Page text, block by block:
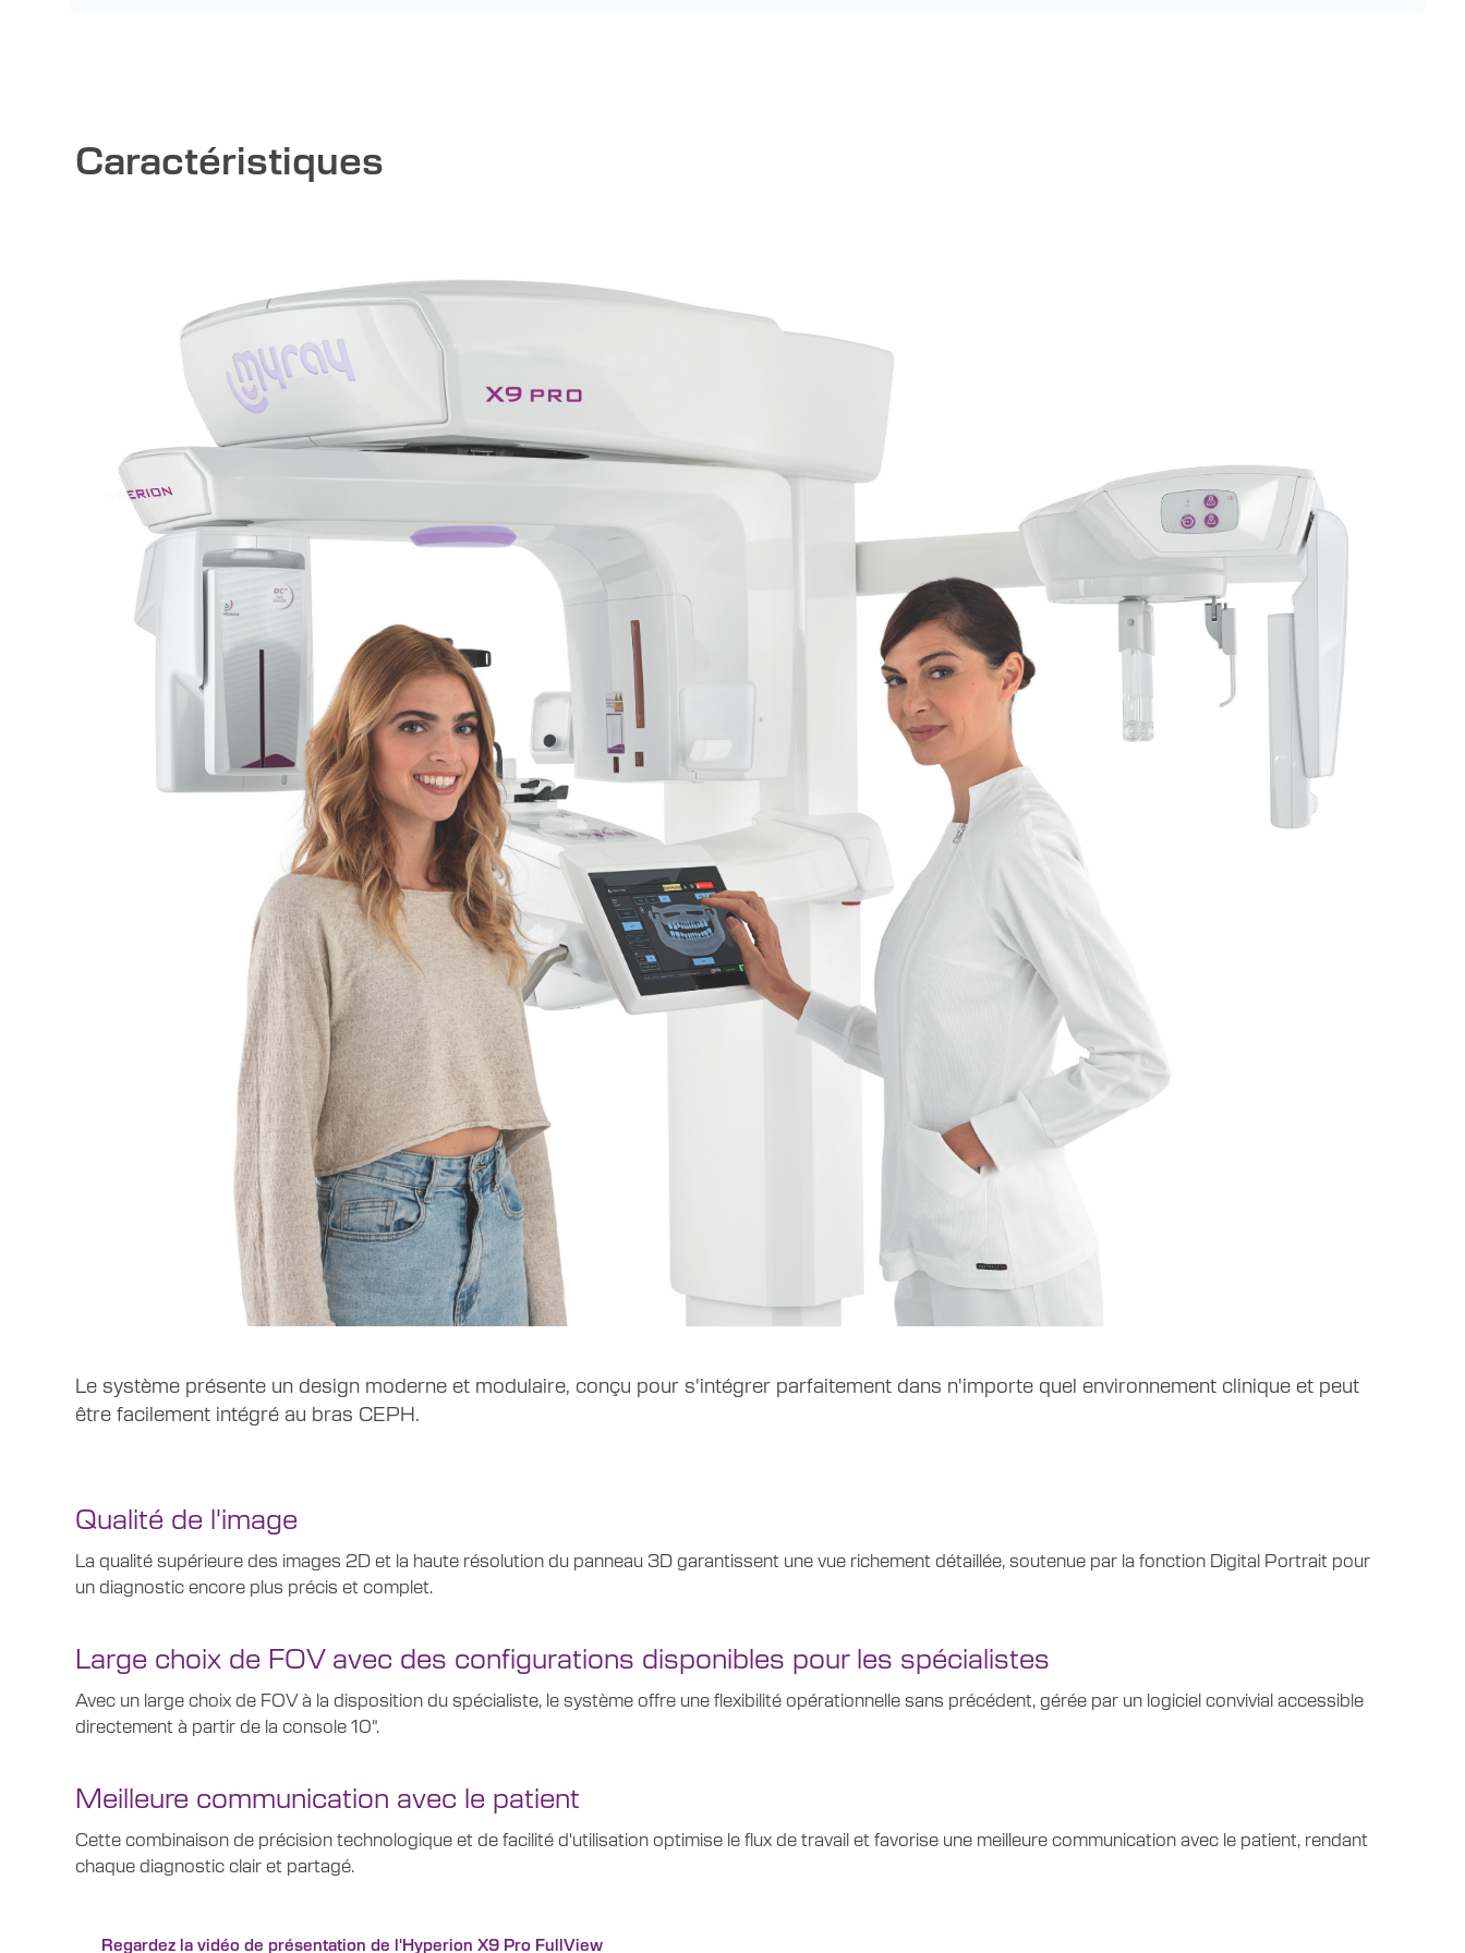
Caractéristiques
Le système présente un design moderne et modulaire, conçu pour s'intégrer parfaitement dans n'importe quel environnement clinique et peut
être facilement intégré au bras CEPH.
Qualité de l'image
La qualité supérieure des images 2D et la haute résolution du panneau 3D garantissent une vue richement détaillée, soutenue par la fonction Digital Portrait pour
un diagnostic encore plus précis et complet.
Large choix de FOV avec des configurations disponibles pour les spécialistes
Avec un large choix de FOV à la disposition du spécialiste, le système offre une flexibilité opérationnelle sans précédent, gérée par un logiciel convivial accessible
directement à partir de la console 10".
Meilleure communication avec le patient
Cette combinaison de précision technologique et de facilité d'utilisation optimise le flux de travail et favorise une meilleure communication avec le patient, rendant
chaque diagnostic clair et partagé.
Regardez la vidéo de présentation de l'Hyperion X9 Pro FullView